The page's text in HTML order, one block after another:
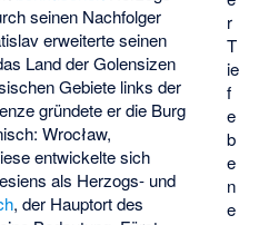
r
T
ie
f
e
b
e
n
e
seinen Nachfolger
erweiterte seinen
Land der Golensizen
Gebiete links der
gründete er die Burg
Wrocław,
entwickelte sich
als Herzogs- und
, der Hauptort des